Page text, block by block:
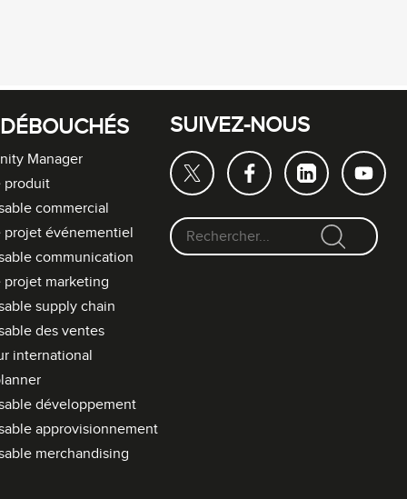
Manager
produit
commercial
projet événementiel
communication
projet marketing
supply chain
des ventes
international
développement
approvisionnement
merchandising
SUIVEZ-NOUS
F